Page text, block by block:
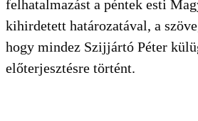
felhatalmazást a péntek esti
kihirdetett határozatával, a
hogy mindez Szijjártó Péter
előterjesztésre történt.